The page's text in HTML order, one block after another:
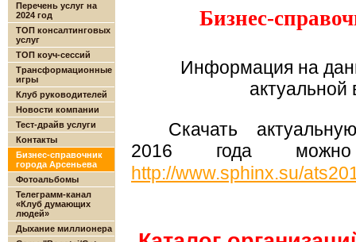
Перечень услуг на
2024 год
ТОП консалтинговых
услуг
ТОП коуч-сессий
Трансформационные
игры
Клуб руководителей
Новости компании
Тест-драйв услуги
Контакты
Бизнес-справочник
города Арсеньева
Фотоальбомы
Телеграмм-канал
«Клуб думающих
людей»
Дыхание миллионера
Бизнес-
Информация на
актуальной
Скачать
2016 года
http://www.sphinx.su/